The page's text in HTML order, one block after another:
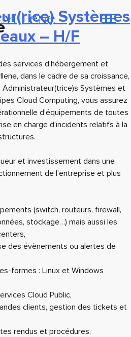
Systèmes
– H/F
services d’hébergement et
dans le cadre de sa croissance,
Systèmes et
Cloud Computing, vous assurez
d’équipements de toutes
en charge d’incidents relatifs à la
et investissement dans une
de l’entreprise et plus
(switch, routeurs, firewall,
stockage…) mais aussi les
des évènements ou alertes de
formes : Linux et Windows
Cloud Public,
clients, gestion des tickets et
rendus et procédures,